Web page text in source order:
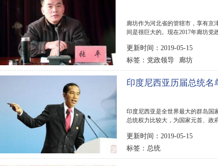
廊坊作为河北省的管辖市，享有京
间是很巨大的。现在2017年廊坊党
更新时间：2019-05-15
标签： 党政领导 廊坊
印度尼西亚历届总统
印度尼西亚是全世界最大的群岛国
总统权力比较大，为国家元首、政
更新时间：2019-05-15
标签： 总统